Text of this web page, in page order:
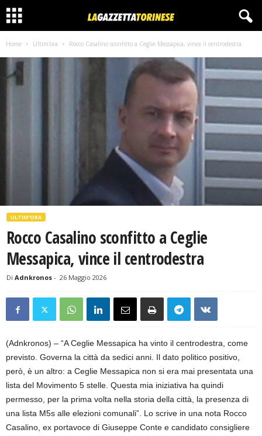
Home Ultim'ora Rocco Casalino sconfitto a Ceglie Messapica, vince il centrodestra
ULTIM'ORA
Rocco Casalino sconfitto a Ceglie
Messapica, vince il centrodestra
Di Adnkronos - 26 Maggio 2026
(Adnkronos) – “A Ceglie Messapica ha vinto il centrodestra, come
previsto. Governa la città da sedici anni. Il dato politico positivo,
però, è un altro: a Ceglie Messapica non si era mai presentata una
lista del Movimento 5 stelle. Questa mia iniziativa ha quindi
permesso, per la prima volta nella storia della città, la presenza di
una lista M5s alle elezioni comunali”. Lo scrive in una nota Rocco
Casalino, ex portavoce di Giuseppe Conte e candidato consigliere